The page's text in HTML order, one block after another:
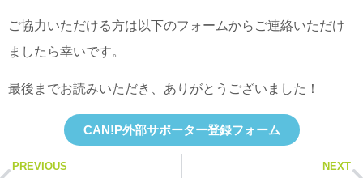
ご協力いただける方は以下のフォームからご連絡いただけ
ましたら幸いです。
最後までお読みいただき、ありがとうございました！
CAN!P外部サポーター登録フォーム
PREVIOUS NEXT